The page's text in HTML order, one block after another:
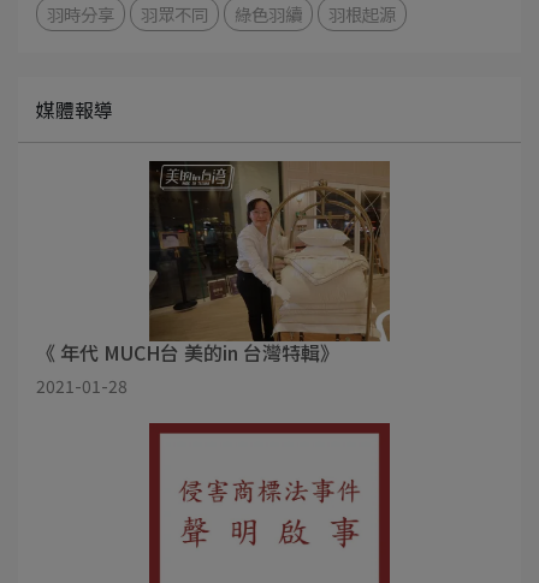
羽時分享 羽眾不同 綠色羽續 羽根起源
媒體報導
《 年代 MUCH台 美的in 台灣特輯》
2021-01-28